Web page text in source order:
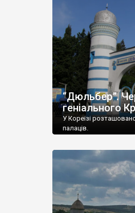
“Дюльбер”.
геніального
У Кореїзі
палаців.